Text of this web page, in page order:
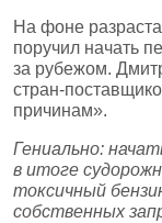
На фоне
поручил начать
за рубежом.
причинам».
Гениально:
в итоге
токсичный
собственных